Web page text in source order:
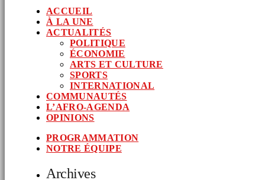
ACCUEIL
À LA UNE
ACTUALITÉS
POLITIQUE
ÉCONOMIE
ARTS ET CULTURE
SPORTS
INTERNATIONAL
COMMUNAUTÉS
L’AFRO-AGENDA
OPINIONS
PROGRAMMATION
NOTRE ÉQUIPE
Archives